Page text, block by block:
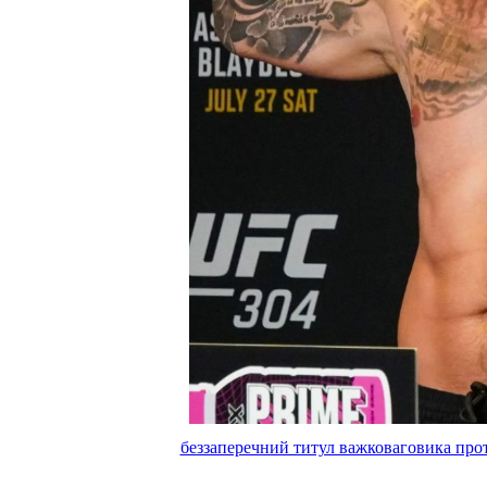
беззаперечний титул важковаговика